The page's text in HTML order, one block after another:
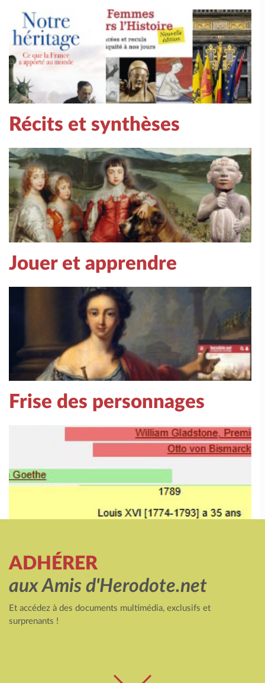
Récits et synthèses
Jouer et apprendre
Frise des personnages
ADHÉRER
aux Amis d'Herodote.net
Et accédez à des documents multimédia, exclusifs et
surprenants !